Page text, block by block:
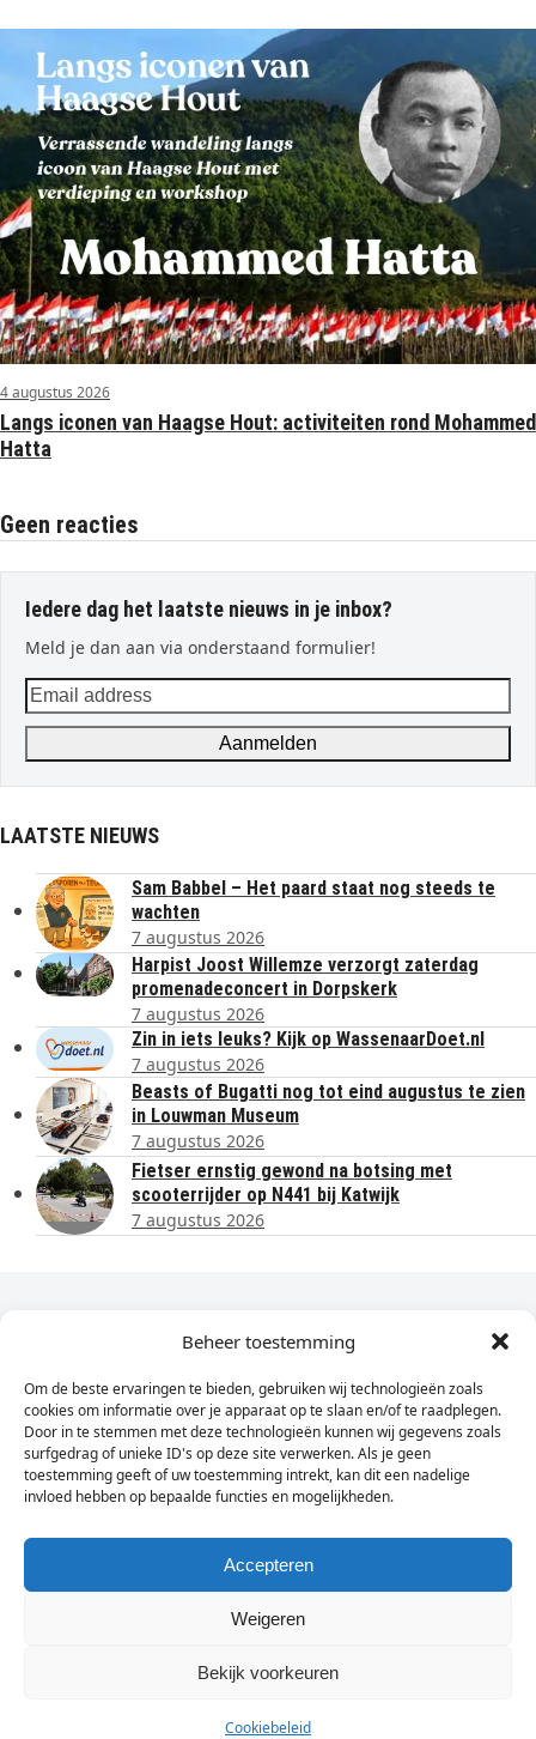
Beheer toestemming
Om de beste ervaringen te bieden, gebruiken wij technologieën zoals
cookies om informatie over je apparaat op te slaan en/of te raadplegen.
Door in te stemmen met deze technologieën kunnen wij gegevens zoals
surfgedrag of unieke ID's op deze site verwerken. Als je geen
toestemming geeft of uw toestemming intrekt, kan dit een nadelige
invloed hebben op bepaalde functies en mogelijkheden.
Accepteren
Weigeren
Bekijk voorkeuren
Cookiebeleid
4 augustus 2026
Langs iconen van Haagse Hout: activiteiten rond Mohammed
Hatta
Geen reacties
Iedere dag het laatste nieuws in je inbox?
Meld je dan aan via onderstaand formulier!
Email
address
Aanmelden
LAATSTE NIEUWS
Sam Babbel – Het paard staat nog steeds te
wachten
7 augustus 2026
Harpist Joost Willemze verzorgt zaterdag
promenadeconcert in Dorpskerk
7 augustus 2026
Zin in iets leuks? Kijk op WassenaarDoet.nl
7 augustus 2026
Beasts of Bugatti nog tot eind augustus te zien
in Louwman Museum
7 augustus 2026
Fietser ernstig gewond na botsing met
scooterrijder op N441 bij Katwijk
7 augustus 2026
Dagelijks het laatste nieuws in je e-mail?
Vul
hier
je
e-
mailadres
in
Sign Up